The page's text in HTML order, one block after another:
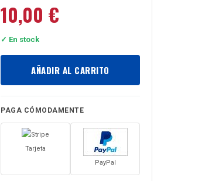
10,00 €
✓ En stock
AÑADIR AL CARRITO
PAGA CÓMODAMENTE
Tarjeta
PayPal